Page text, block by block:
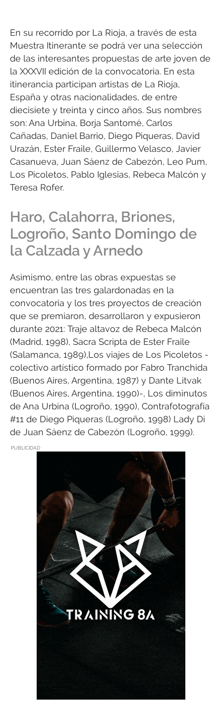
En su recorrido por La Rioja, a través de esta
Muestra Itinerante se podrá ver una selección
de las interesantes propuestas de arte joven de
la XXXVII edición de la convocatoria. En esta
itinerancia participan artistas de La Rioja,
España y otras nacionalidades, de entre
diecisiete y treinta y cinco años. Sus nombres
son: Ana Urbina, Borja Santomé, Carlos
Cañadas, Daniel Barrio, Diego Piqueras, David
Urazán, Ester Fraile, Guillermo Velasco, Javier
Casanueva, Juan Sáenz de Cabezón, Leo Pum,
Los Picoletos, Pablo Iglesias, Rebeca Malcón y
Teresa Rofer.
Haro, Calahorra, Briones,
Logroño, Santo Domingo de
la Calzada y Arnedo
Asimismo, entre las obras expuestas se
encuentran las tres galardonadas en la
convocatoria y los tres proyectos de creación
que se premiaron, desarrollaron y expusieron
durante 2021: Traje altavoz de Rebeca Malcón
(Madrid, 1998), Sacra Scripta de Ester Fraile
(Salamanca, 1989),Los viajes de Los Picoletos -
colectivo artístico formado por Fabro Tranchida
(Buenos Aires, Argentina, 1987) y Dante Litvak
(Buenos Aires, Argentina, 1990)-, Los diminutos
de Ana Urbina (Logroño, 1990), Contrafotografía
#11 de Diego Piqueras (Logroño, 1998) Lady Di
de Juan Sáenz de Cabezón (Logroño, 1999).
PUBLICIDAD